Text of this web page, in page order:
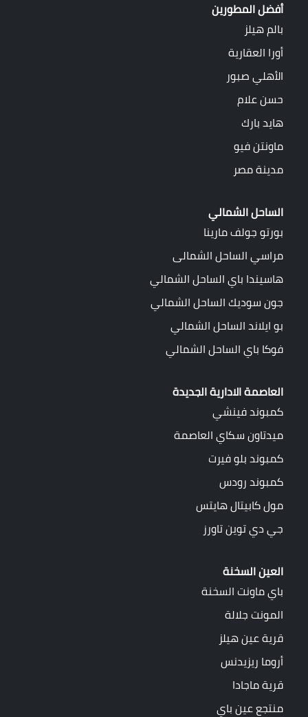
أفضل المطورين
بالم هيلز
أورا العقارية
الأهلي صبور
حسن علام
هايد بارك
ماونتن فيو
مدينة مصر
الساحل الشمالي
بورتو جولف مارينا
مراسي الساحل الشمالى
هاسيندا باي الساحل الشمالي
جون سوديك الساحل الشمالي
بو ايلاند الساحل الشمالي
فوكا باي الساحل الشمالي
العاصمة الادارية الجديدة
كمبوند فينشي
ميدتاون سكاي العاصمة
كمبوند بلو فيرت
كمبوند رودس
مول كابيتال هايتس
جي دي توين تاورز
العين السخنة
باي ماونت السخنة
المونت جلالة
قرية عين هيلز
أروما ريزيدنس
قرية ماجادا
منتجع عين باي